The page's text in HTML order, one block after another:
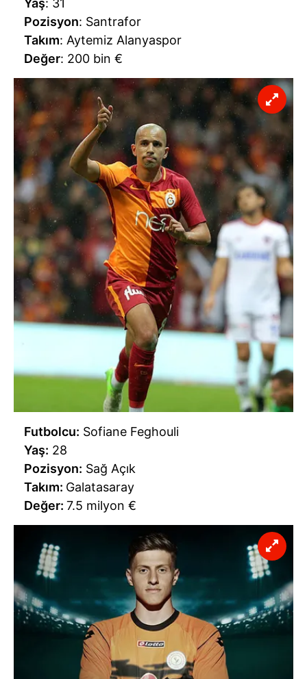
Yaş: 31
Pozisyon: Santrafor
Takım: Aytemiz Alanyaspor
Değer: 200 bin €
Futbolcu: Sofiane Feghouli
Yaş: 28
Pozisyon: Sağ Açık
Takım: Galatasaray
Değer: 7.5 milyon €